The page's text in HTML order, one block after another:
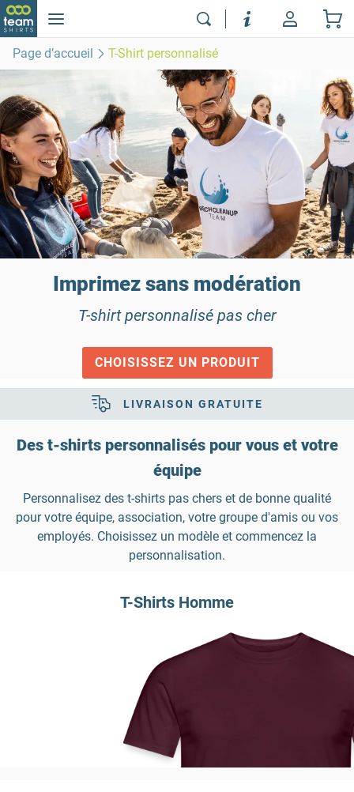
Page d’accueil T-Shirt personnalisé
Imprimez sans modération
T-shirt personnalisé pas cher
CHOISISSEZ UN PRODUIT
LIVRAISON GRATUITE
Des t-shirts personnalisés pour vous et votre
équipe
Personnalisez des t-shirts pas chers et de bonne qualité
pour votre équipe, association, votre groupe d'amis ou vos
employés. Choisissez un modèle et commencez la
personnalisation.
T-Shirts Homme